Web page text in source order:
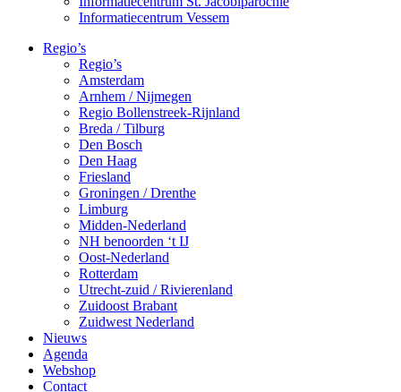
Informatiecentrum Vessem
Regio’s
Regio’s
Amsterdam
Arnhem / Nijmegen
Regio Bollenstreek-Rijnland
Breda / Tilburg
Den Bosch
Den Haag
Friesland
Groningen / Drenthe
Limburg
Midden-Nederland
NH benoorden ‘t IJ
Oost-Nederland
Rotterdam
Utrecht-zuid / Rivierenland
Zuidoost Brabant
Zuidwest Nederland
Nieuws
Agenda
Webshop
Contact